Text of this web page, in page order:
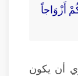
أَزْوَاجاً
أن يكون